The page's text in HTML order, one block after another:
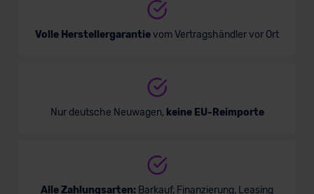
Volle Herstellergarantievom Vertragshändler vor Ort
Nur deutsche Neuwagen, keine EU-Reimporte
Alle Zahlungsarten: Barkauf, Finanzierung, Leasing